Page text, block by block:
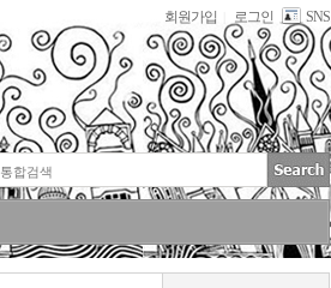
회원가입 로그인 SNS